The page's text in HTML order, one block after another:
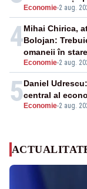
Economie-2 aug.
4
Economie-2 aug.
Mihai Chirica,
Bolojan:
omaneii în
5 Economie-2 aug.
Daniel
central al